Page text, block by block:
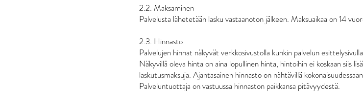
2.2. Maksaminen
Palvelusta lähetetään lasku vastaanoton jälkeen. Maksuaikaa on 14
2.3. Hinnasto
Palvelujen hinnat näkyvät verkkosivustolla kunkin palvelun
Näkyvillä oleva hinta on aina lopullinen hinta, hintoihin ei koskaan siis
laskutusmaksuja. Ajantasainen hinnasto on nähtävillä
Palveluntuottaja on vastuussa hinnaston paikkansa pitävyydestä.